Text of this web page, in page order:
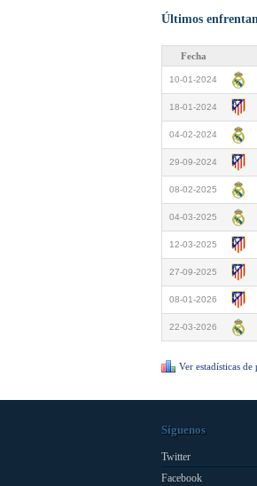
Últimos
Fecha
10-01-2024
18-01-2024
04-02-2024
29-09-2024
08-02-2025
04-03-2025
12-03-2025
27-09-2025
08-01-2026
22-03-2026
Ver estadísticas
Síguenos
Twitter
Facebook